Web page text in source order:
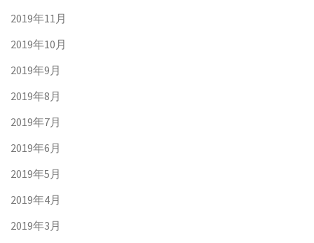
2019年11月
2019年10月
2019年9月
2019年8月
2019年7月
2019年6月
2019年5月
2019年4月
2019年3月